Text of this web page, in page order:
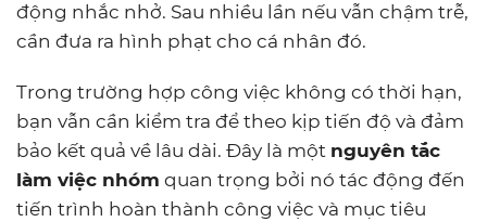
động nhắc nhở. Sau nhiều lần nếu vẫn chậm trễ,
cần đưa ra hình phạt cho cá nhân đó.
Trong trường hợp công việc không có thời hạn,
bạn vẫn cần kiểm tra để theo kịp tiến độ và đảm
bảo kết quả về lâu dài. Đây là một nguyên tắc
làm việc nhóm quan trọng bởi nó tác động đến
tiến trình hoàn thành công việc và mục tiêu